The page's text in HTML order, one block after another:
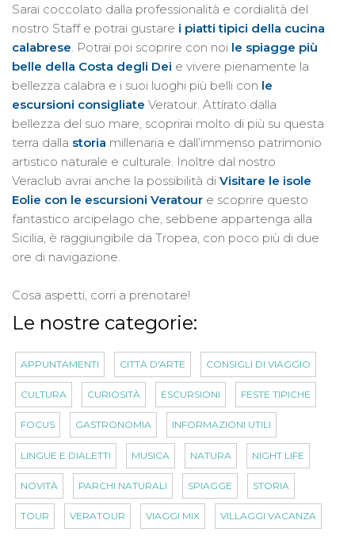
Sarai coccolato dalla professionalità e cordialità del
nostro Staff e potrai gustare i piatti tipici della cucina
calabrese . Potrai poi scoprire con noi le spiagge più
belle della Costa degli Dei e vivere pienamente la
bellezza calabra e i suoi luoghi più belli con le
escursioni consigliate Veratour. Attirato dalla
bellezza del suo mare, scoprirai molto di più su questa
terra dalla storia millenaria e dall’immenso patrimonio
artistico naturale e culturale. Inoltre dal nostro
Veraclub avrai anche la possibilità di Visitare le isole
Eolie con le escursioni Veratour e scoprire questo
fantastico arcipelago che, sebbene appartenga alla
Sicilia, è raggiungibile da Tropea, con poco più di due
ore di navigazione.
Cosa aspetti, corri a prenotare!
Le nostre categorie:
APPUNTAMENTI CITTÀ D'ARTE CONSIGLI DI VIAGGIO
CULTURA CURIOSITÀ ESCURSIONI FESTE TIPICHE
FOCUS GASTRONOMIA INFORMAZIONI UTILI
LINGUE E DIALETTI MUSICA NATURA NIGHT LIFE
NOVITÀ PARCHI NATURALI SPIAGGE STORIA
TOUR VERATOUR VIAGGI MIX VILLAGGI VACANZA